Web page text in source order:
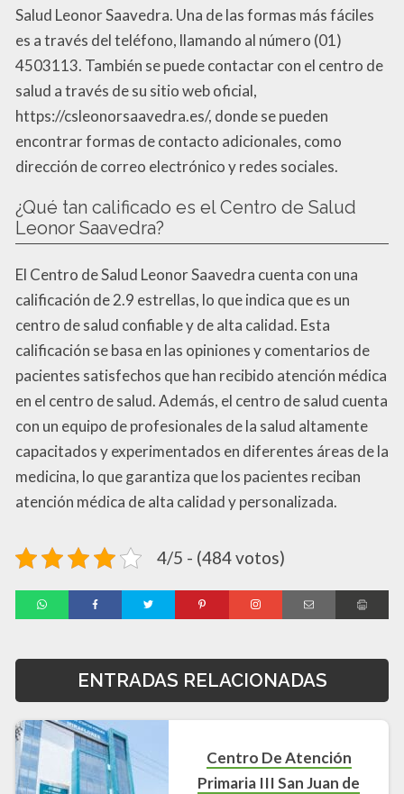
Salud Leonor Saavedra. Una de las formas más fáciles
es a través del teléfono, llamando al número (01)
4503113. También se puede contactar con el centro de
salud a través de su sitio web oficial,
https://csleonorsaavedra.es/, donde se pueden
encontrar formas de contacto adicionales, como
dirección de correo electrónico y redes sociales.
¿Qué tan calificado es el Centro de Salud
Leonor Saavedra?
El Centro de Salud Leonor Saavedra cuenta con una
calificación de 2.9 estrellas, lo que indica que es un
centro de salud confiable y de alta calidad. Esta
calificación se basa en las opiniones y comentarios de
pacientes satisfechos que han recibido atención médica
en el centro de salud. Además, el centro de salud cuenta
con un equipo de profesionales de la salud altamente
capacitados y experimentados en diferentes áreas de la
medicina, lo que garantiza que los pacientes reciban
atención médica de alta calidad y personalizada.
4/5 - (484 votos)
ENTRADAS RELACIONADAS
Centro De Atención
Primaria III San Juan de